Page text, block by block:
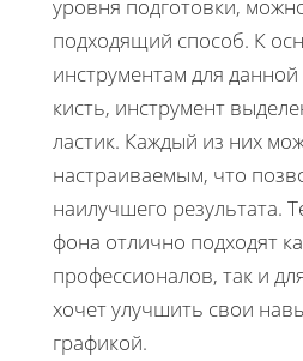
уровня подготовки,
подходящий способ. К
инструментам для данной
кисть, инструмент
ластик. Каждый из них
настраиваемым, что
наилучшего результата.
фона отлично подходят
профессионалов, так и
хочет улучшить свои
графикой.